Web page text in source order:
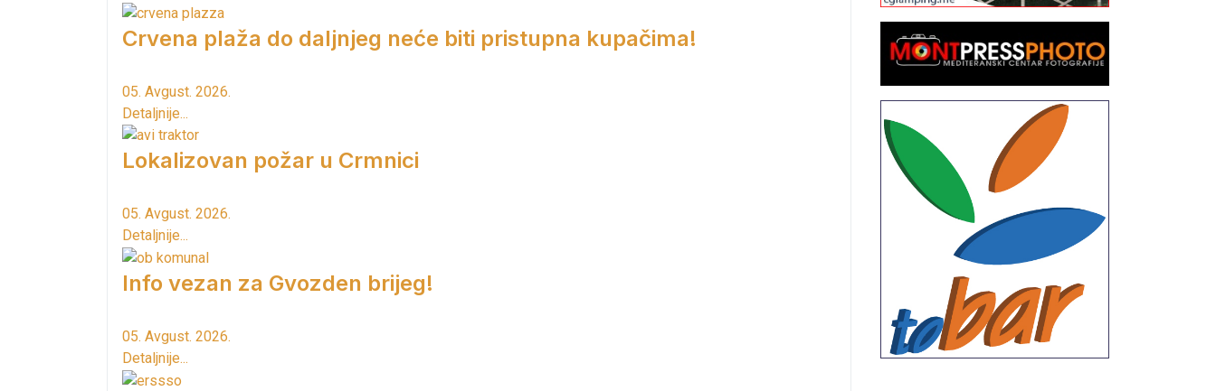
Crvena plaža do daljnjeg neće biti pristupna kupačima!
05. Avgust. 2026.
Detaljnije...
Lokalizovan požar u Crmnici
05. Avgust. 2026.
Detaljnije...
Info vezan za Gvozden brijeg!
05. Avgust. 2026.
Detaljnije...